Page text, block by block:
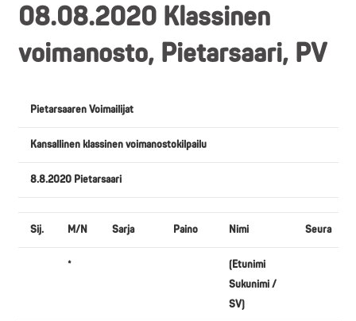
08.08.2020 Klassinen
voimanosto, Pietarsaari, PV
Pietarsaaren Voimailijat
Kansallinen klassinen voimanostokilpailu
8.8.2020 Pietarsaari
Sij. M/N Sarja Paino Nimi Seura
*
(Etunimi
Sukunimi /
SV)